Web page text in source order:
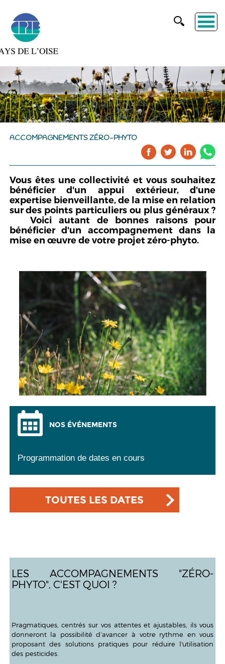
ACCOMPAGNEMENTS ZÉRO-PHYTO
Vous êtes une collectivité et vous souhaitez
bénéficier d'un appui extérieur, d'une
expertise bienveillante, de la mise en relation
sur des points particuliers ou plus généraux ?
Voici autant de bonnes raisons pour
bénéficier d'un accompagnement dans la
mise en œuvre de votre projet zéro-phyto.
NOS ÉVÉNEMENTS
Programmation de dates en cours
TOUTES LES DATES
LES ACCOMPAGNEMENTS "ZÉRO-
PHYTO", C'EST QUOI ?
Pragmatiques, centrés sur vos attentes et ajustables, ils vous
donneront la possibilité d’avancer à votre rythme en vous
proposant des solutions pratiques pour réduire l'utilisation
des pesticides.